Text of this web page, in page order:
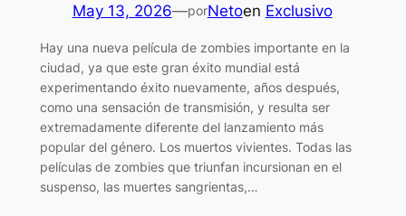
May 13, 2026—porNetoen Exclusivo
Hay una nueva película de zombies importante en la
ciudad, ya que este gran éxito mundial está
experimentando éxito nuevamente, años después,
como una sensación de transmisión, y resulta ser
extremadamente diferente del lanzamiento más
popular del género. Los muertos vivientes. Todas las
películas de zombies que triunfan incursionan en el
suspenso, las muertes sangrientas,…